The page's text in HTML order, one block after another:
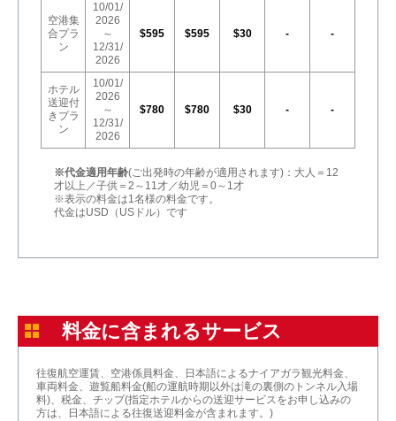
空港集
合プラ
ン
10/01/
2026
～
12/31/
2026
$595 $595 $30 - -
ホテル
送迎付
きプラ
ン
10/01/
2026
～
12/31/
2026
$780 $780 $30 - -
※代金適用年齢(ご出発時の年齢が適用されます)：大人＝12
才以上／子供＝2～11才／幼児＝0～1才
※表示の料金は1名様の料金です。
代金はUSD（USドル）です
料金に含まれるサービス
往復航空運賃、空港係員料金、日本語によるナイアガラ観光料金、
車両料金、遊覧船料金(船の運航時期以外は滝の裏側のトンネル入場
料)、税金、チップ(指定ホテルからの送迎サービスをお申し込みの
方は、日本語による往復送迎料金が含まれます。)